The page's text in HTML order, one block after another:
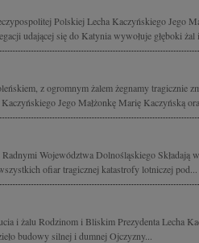
Polskiej Lecha Kaczyńskiego Jego
udającej się do Katynia wywołuje głęboki żal
z ogromnym żalem żegnamy tragicznie
Jego Małżonkę Marię Kaczyńską
Województwa Dolnośląskiego Składają
ofiar tragicznej katastrofy lotniczej pod...
i żalu Rodzinom i Bliskim Prezydenta Lecha
budowy silnej i dumnej Ojczyzny...